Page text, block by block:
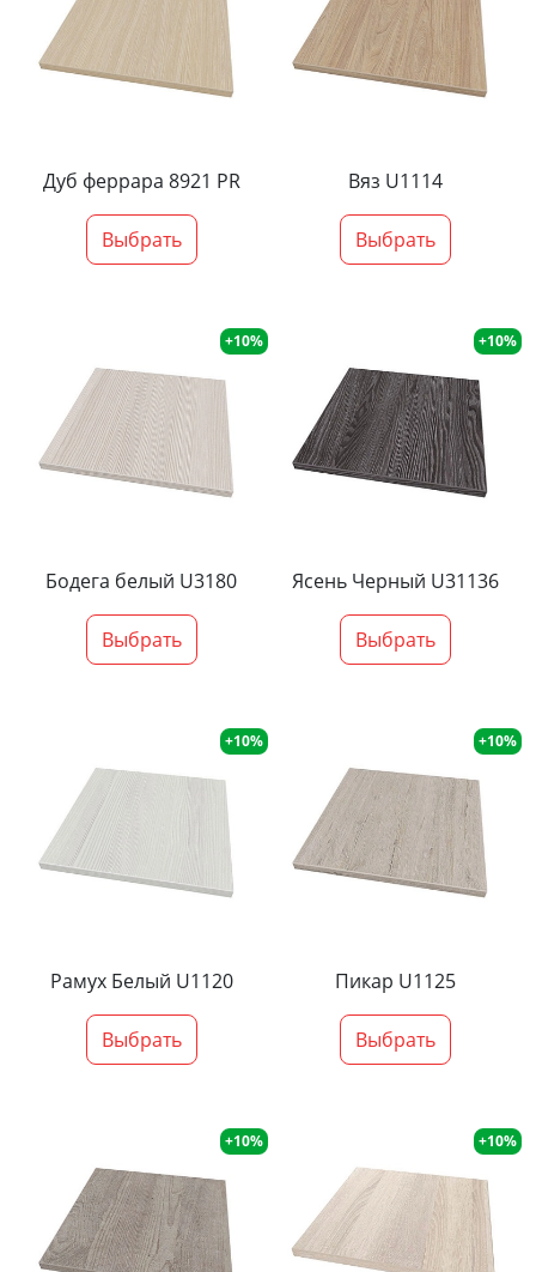
Дуб феррара 8921 PR
Выбрать
Вяз U1114
Выбрать
+10%
Бодега белый U3180
Выбрать
+10%
Ясень Черный U31136
Выбрать
+10%
Рамух Белый U1120
Выбрать
+10%
Пикар U1125
Выбрать
+10% +10%